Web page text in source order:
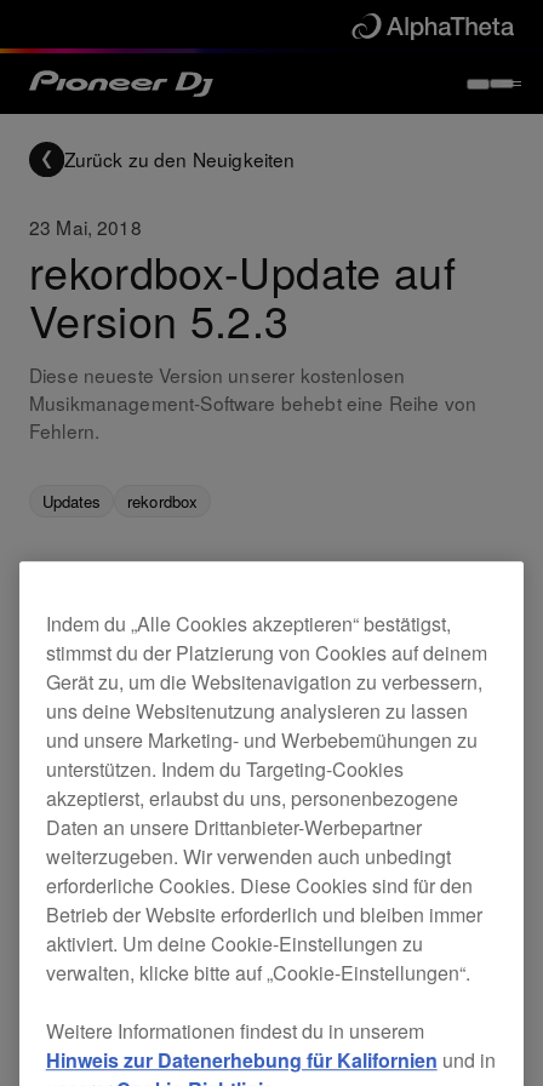
Zurück zu den Neuigkeiten
23 Mai, 2018
rekordbox-Update auf
Version 5.2.3
Diese neueste Version unserer kostenlosen
Musikmanagement-Software behebt eine Reihe von
Fehlern.
Updates rekordbox
"Lighting Panel" ermöglicht dir die
Auswahl des Decks, dass du zur
Lichtsteuerung verwenden willst, wenn
einRB-DMX1angeschlossen ist.
Behoben
Die Rasterposition verschob sich beim
Anwenden von BPM Sync auf Tracks
mit gleicher BPM.
Die Licht-Vorschaubilder änderten sich
nicht ohne Schließen des Rasterpanels,
selbst wenn Phrasen ausgeschnitten
oder gelöscht wurden oder ihr Typ
Indem du „Alle Cookies akzeptieren“ bestätigst,
stimmst du der Platzierung von Cookies auf deinem
Gerät zu, um die Websitenavigation zu verbessern,
uns deine Websitenutzung analysieren zu lassen
und unsere Marketing- und Werbebemühungen zu
unterstützen. Indem du Targeting-Cookies
akzeptierst, erlaubst du uns, personenbezogene
Daten an unsere Drittanbieter-Werbepartner
weiterzugeben. Wir verwenden auch unbedingt
erforderliche Cookies. Diese Cookies sind für den
Betrieb der Website erforderlich und bleiben immer
aktiviert. Um deine Cookie-Einstellungen zu
verwalten, klicke bitte auf „Cookie-Einstellungen“.
Weitere Informationen findest du in unserem
Hinweis zur Datenerhebung für Kalifornien und in